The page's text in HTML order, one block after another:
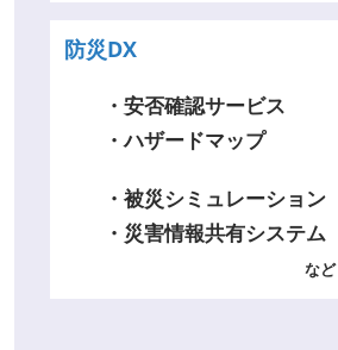
防災DX
・安否確認サービス
・ハザードマップ
・被災シミュレーション
・災害情報共有システム
など